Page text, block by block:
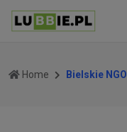
Home Bielskie NGO